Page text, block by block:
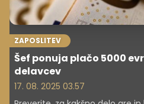
ZAPOSLITEV
Šef ponuja plačo 5000
delavcev
17. 08. 2025 03.57